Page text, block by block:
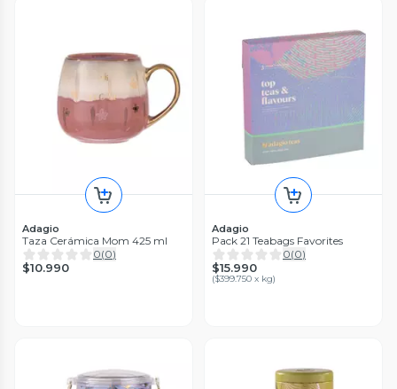
Adagio
Taza Cerámica Mom 425 ml
0(0)
$10.990
Adagio
Pack 21 Teabags Favorites
0(0)
$15.990
($399.750 x kg)